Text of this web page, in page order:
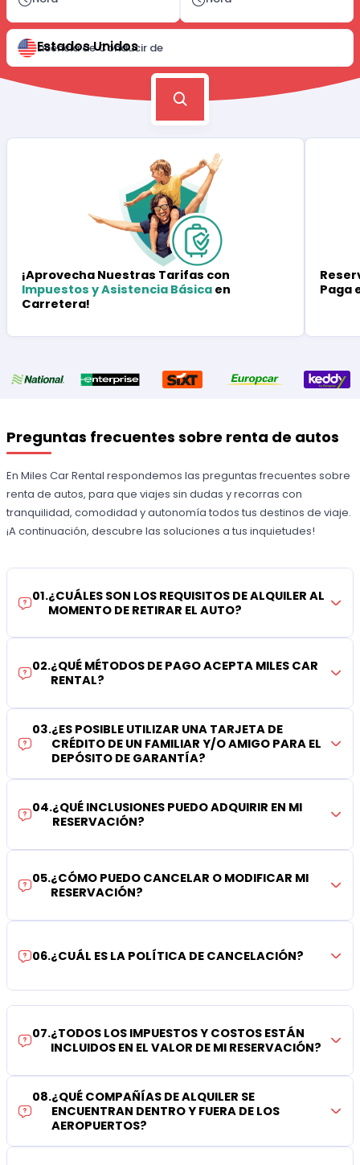
Licencia de Conducir de
Estados Unidos
¡Aprovecha Nuestras Tarifas con
Impuestos y Asistencia Básica en
Carretera!
Paga
Preguntas frecuentes sobre renta de autos
En Miles Car Rental respondemos las preguntas frecuentes sobre
renta de autos, para que viajes sin dudas y recorras con
tranquilidad, comodidad y autonomía todos tus destinos de viaje.
¡A continuación, descubre las soluciones a tus inquietudes!
01.¿CUÁLES SON LOS REQUISITOS DE ALQUILER AL
MOMENTO DE RETIRAR EL AUTO?
02.¿QUÉ MÉTODOS DE PAGO ACEPTA MILES CAR
RENTAL?
03.¿ES POSIBLE UTILIZAR UNA TARJETA DE
CRÉDITO DE UN FAMILIAR Y/O AMIGO PARA EL
DEPÓSITO DE GARANTÍA?
04.¿QUÉ INCLUSIONES PUEDO ADQUIRIR EN MI
RESERVACIÓN?
05.¿CÓMO PUEDO CANCELAR O MODIFICAR MI
RESERVACIÓN?
06.¿CUÁL ES LA POLÍTICA DE CANCELACIÓN?
07.¿TODOS LOS IMPUESTOS Y COSTOS ESTÁN
INCLUIDOS EN EL VALOR DE MI RESERVACIÓN?
08.¿QUÉ COMPAÑÍAS DE ALQUILER SE
ENCUENTRAN DENTRO Y FUERA DE LOS
AEROPUERTOS?